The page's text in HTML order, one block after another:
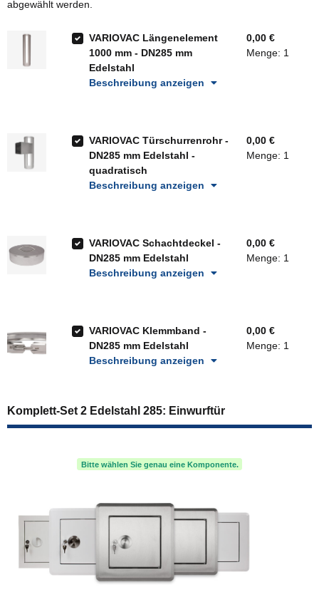
abgewählt werden.
VARIOVAC Längenelement
1000 mm - DN285 mm
Edelstahl
Beschreibung anzeigen
0,00 €
Menge: 1
VARIOVAC Türschurrenrohr -
DN285 mm Edelstahl -
quadratisch
Beschreibung anzeigen
0,00 €
Menge: 1
VARIOVAC Schachtdeckel -
DN285 mm Edelstahl
Beschreibung anzeigen
0,00 €
Menge: 1
VARIOVAC Klemmband -
DN285 mm Edelstahl
Beschreibung anzeigen
0,00 €
Menge: 1
Komplett-Set 2 Edelstahl 285: Einwurftür
Bitte wählen Sie genau eine Komponente.